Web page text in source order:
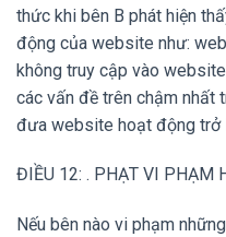
thức khi bên B phát hiện
động của website như:
không truy cập vào
các vấn đề trên chậm nhất
đưa website hoạt động trở
ĐIỀU 12: . PHẠT VI PHẠM
Nếu bên nào vi phạm